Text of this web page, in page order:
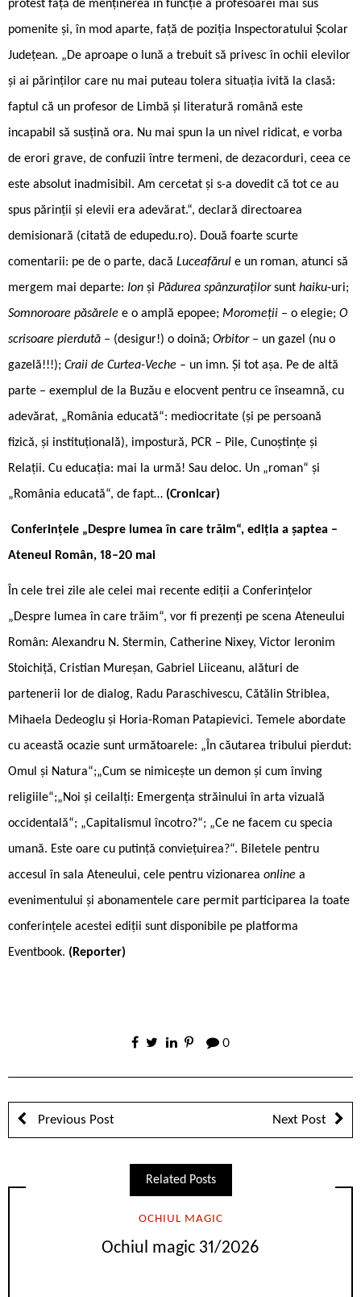
protest față de menținerea în funcție a profesoarei mai sus
pomenite și, în mod aparte, față de poziția Inspectoratului Școlar
Județean. „De aproape o lună a trebuit să privesc în ochii elevilor
și ai părinților care nu mai puteau tolera situația ivită la clasă:
faptul că un profesor de Limbă și literatură română este
incapabil să susțină ora. Nu mai spun la un nivel ridicat, e vorba
de erori grave, de confuzii între termeni, de dezacorduri, ceea ce
este absolut inadmisibil. Am cercetat și s-a dovedit că tot ce au
spus părinții și elevii era adevărat.“, declară directoarea
demisionară (citată de edupedu.ro). Două foarte scurte
comentarii: pe de o parte, dacă Luceafărul e un roman, atunci să
mergem mai departe: Ion și Pădurea spânzurațilorsunt haiku-uri;
Somnoroare păsărele e o amplă epopee; Moromeții – o elegie; O
scrisoare pierdută – (desigur!) o doină; Orbitor – un gazel (nu o
gazelă!!!); Craii de Curtea-Veche – un imn. Și tot așa. Pe de altă
parte – exemplul de la Buzău e elocvent pentru ce înseamnă, cu
adevărat, „România educată“: mediocritate (și pe persoană
fizică, și instituțională), impostură, PCR – Pile, Cunoștințe și
Relații. Cu educația: mai la urmă! Sau deloc. Un „roman“ și
„România educată“, de fapt… (Cronicar)
Conferințele „Despre lumea în care trăim“, ediția a șaptea –
Ateneul Român, 18–20 mai
În cele trei zile ale celei mai recente ediții a Conferințelor
„Despre lumea în care trăim“, vor fi prezenți pe scena Ateneului
Român: Alexandru N. Stermin, Catherine Nixey, Victor Ieronim
Stoichiță, Cristian Mureșan, Gabriel Liiceanu, alături de
partenerii lor de dialog, Radu Paraschivescu, Cătălin Striblea,
Mihaela Dedeoglu și Horia-Roman Patapievici. Temele abordate
cu această ocazie sunt următoarele: „În căutarea tribului pierdut:
Omul și Natura“;„Cum se nimicește un demon și cum înving
religiile“;„Noi și ceilalți: Emergența străinului în arta vizuală
occidentală“; „Capitalismul încotro?“; „Ce ne facem cu specia
umană. Este oare cu putință conviețuirea?“. Biletele pentru
accesul în sala Ateneului, cele pentru vizionarea online a
evenimentului și abonamentele care permit participarea la toate
conferințele acestei ediții sunt disponibile pe platforma
Eventbook. (Reporter)
0
Previous Post Next Post
Related Posts
OCHIUL MAGIC
Ochiul magic 31/2026